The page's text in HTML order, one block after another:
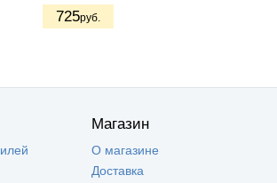
725руб.
Магазин
О магазине
Доставка